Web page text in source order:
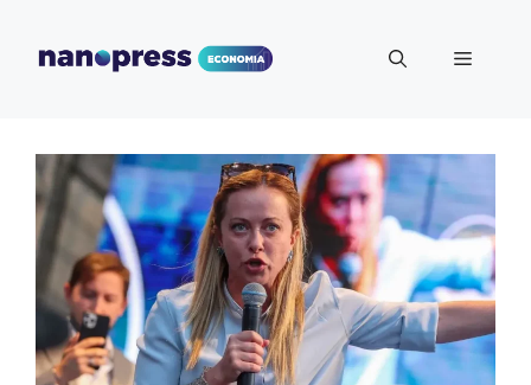
contenuto
Menu